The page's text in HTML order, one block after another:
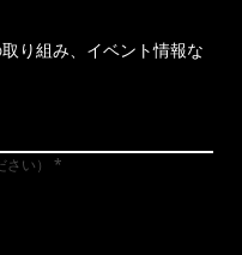
り組み、イベント情報な
い）